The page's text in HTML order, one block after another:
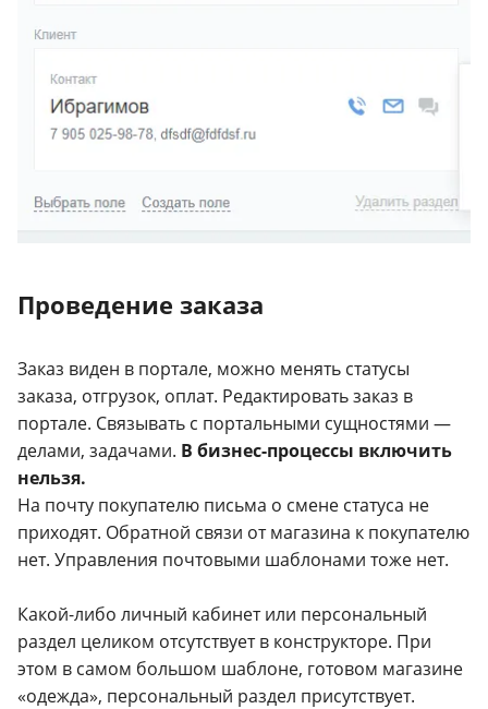
Проведение заказа
Заказ виден в портале, можно менять статусы
заказа, отгрузок, оплат. Редактировать заказ в
портале. Связывать с портальными сущностями —
делами, задачами. В бизнес-процессы включить
нельзя.
На почту покупателю письма о смене статуса не
приходят. Обратной связи от магазина к покупателю
нет. Управления почтовыми шаблонами тоже нет.
Какой-либо личный кабинет или персональный
раздел целиком отсутствует в конструкторе. При
этом в самом большом шаблоне, готовом магазине
«одежда», персональный раздел присутствует.